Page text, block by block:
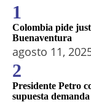
1
Colombia pide
Buenaventura
agosto 11,
2
Presidente Petro
supuesta